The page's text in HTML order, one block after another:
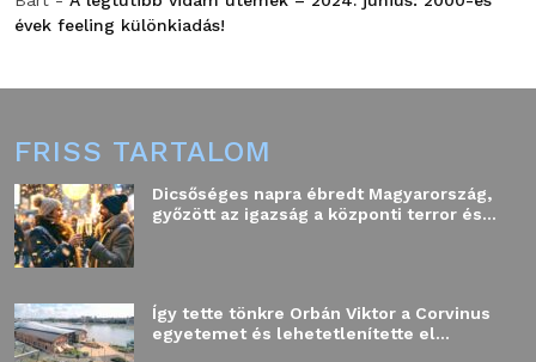
évek feeling különkiadás!
FRISS TARTALOM
Dicsőséges napra ébredt Magyarország,
győzött az igazság a központi terror és...
Így tette tönkre Orbán Viktor a Corvinus
egyetemet és lehetetlenítette el...